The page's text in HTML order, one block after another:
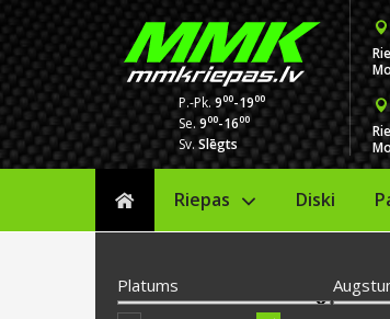
P.-Pk.900-1900
Se.900-1600
Sv.Slēgts
Riepas Diski
Platums